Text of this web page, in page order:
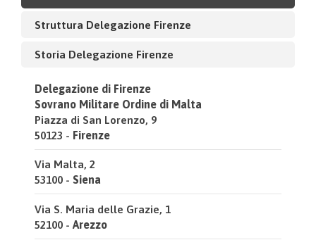
Struttura Delegazione Firenze
Storia Delegazione Firenze
Delegazione di Firenze
Sovrano Militare Ordine di Malta
Piazza di San Lorenzo, 9
50123 - Firenze
Via Malta, 2
53100 - Siena
Via S. Maria delle Grazie, 1
52100 - Arezzo